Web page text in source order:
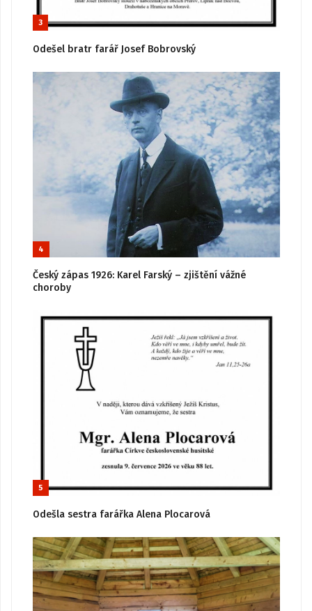
3
Odešel bratr farář Josef Bobrovský
4
Český zápas 1926: Karel Farský – zjištění vážné
choroby
5
Odešla sestra farářka Alena Plocarová